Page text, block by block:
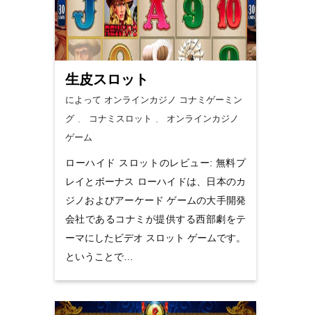
生皮スロット
によって オンラインカジノ コナミゲーミン
グ 、 コナミスロット 、
オンラインカジノ
ゲーム
ローハイド スロットのレビュー: 無料プ
レイとボーナス ローハイドは、日本のカ
ジノおよびアーケード ゲームの大手開発
会社であるコナミが提供する西部劇をテ
ーマにしたビデオ スロット ゲームです。
ということで…